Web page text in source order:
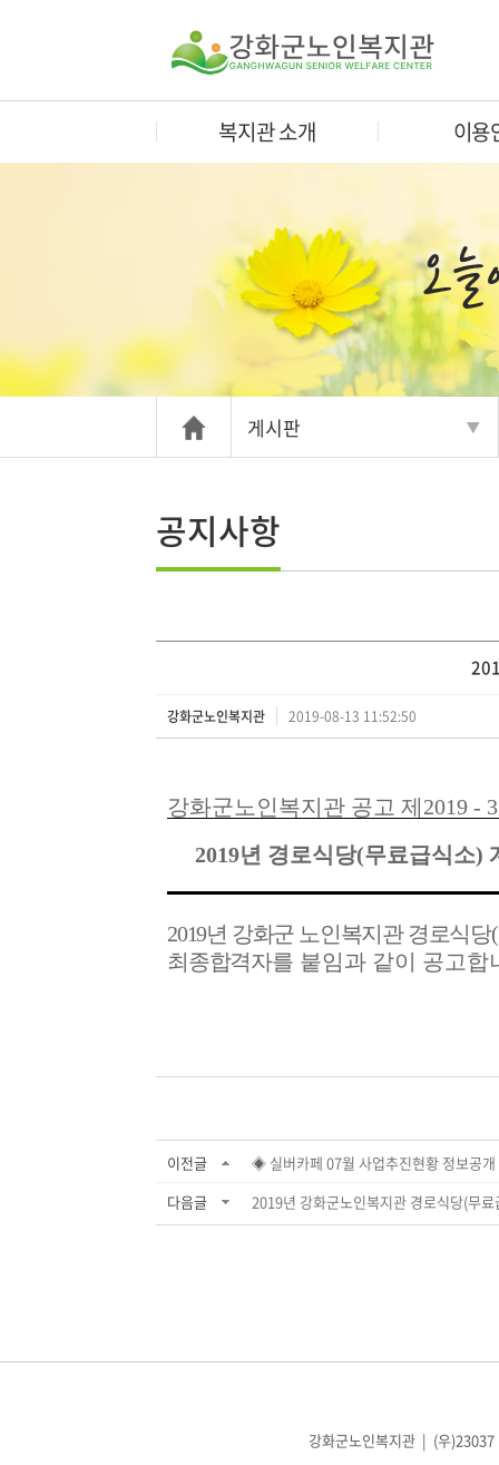
복지관 소개 이용
게시판
공지사항
강화군노인복지관 2019-08-13 11:52:50
강화군노인복지관 공고 제 2019 -
2019년 경로식당(무료급식소)
2019년 강화군 노인복지관 경로식당(
최종합격자를 붙임과 같이 공고합
이전글
◈ 실버카페 07월 사업추진현황 정보공
다음글
2019년 강화군노인복지관 경로식당(무
강화군노인복지관 | (우